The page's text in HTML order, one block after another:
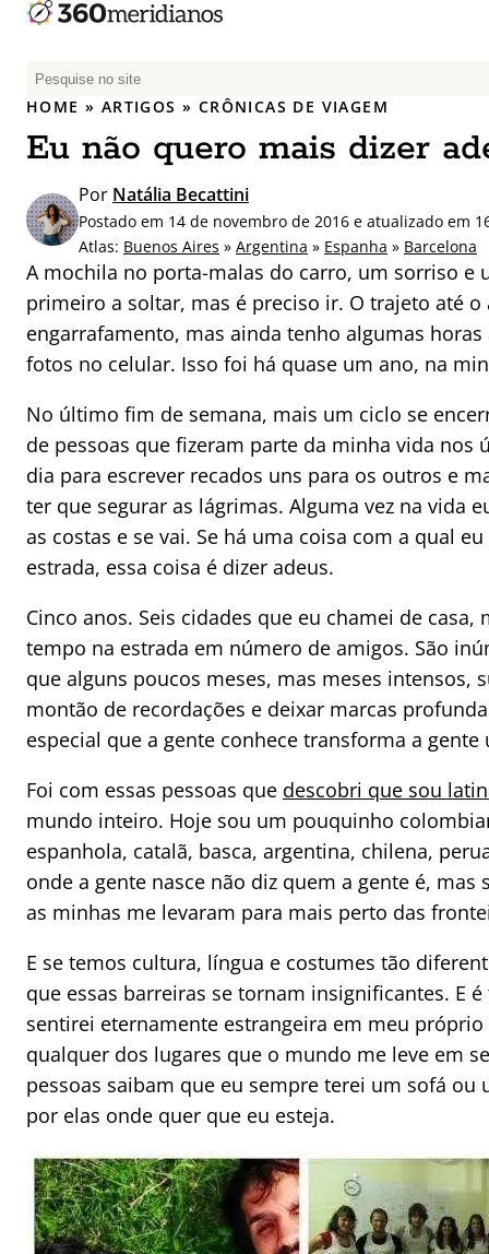
P
e
q
i
s
r
p
o
r
HOME » ARTIGOS » CRÔNICAS DE VIAGEM
Eu não quero mais dizer
Por Natália Becattini
Postado em 14 de novembro de 2016 e atualizado em
Atlas: Buenos Aires » Argentina » Espanha » Barcelona
A mochila no porta-malas do carro, um sorriso e
primeiro a soltar, mas é preciso ir. O trajeto até
engarrafamento, mas ainda tenho algumas
fotos no celular. Isso foi há quase um ano, na
No último fim de semana, mais um ciclo se
de pessoas que fizeram parte da minha vida
dia para escrever recados uns para os outros e
ter que segurar as lágrimas. Alguma vez na vida
as costas e se vai. Se há uma coisa com a qual
estrada, essa coisa é dizer adeus.
Cinco anos. Seis cidades que eu chamei de
tempo na estrada em número de amigos. São
que alguns poucos meses, mas meses intensos,
montão de recordações e deixar marcas
especial que a gente conhece transforma a
Foi com essas pessoas que descobri que sou
mundo inteiro. Hoje sou um pouquinho
espanhola, catalã, basca, argentina, chilena,
onde a gente nasce não diz quem a gente é,
as minhas me levaram para mais perto das
E se temos cultura, língua e costumes tão
que essas barreiras se tornam insignificantes. E
sentirei eternamente estrangeira em meu
qualquer dos lugares que o mundo me leve em
pessoas saibam que eu sempre terei um sofá
por elas onde quer que eu esteja.